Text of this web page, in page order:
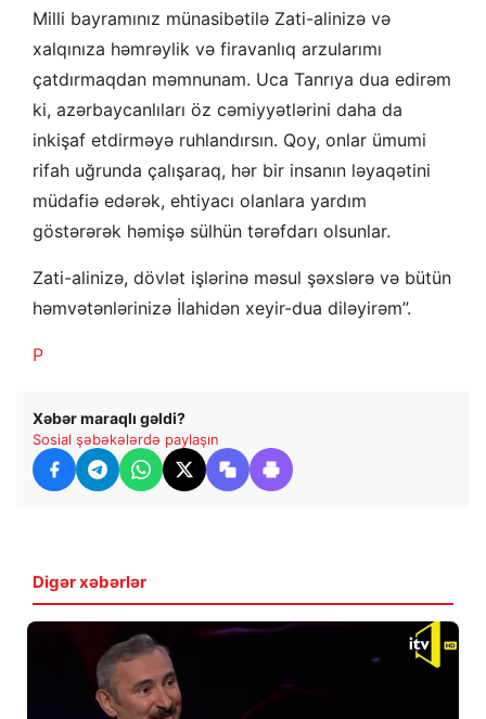
Milli bayramınız münasibətilə Zati-alinizə və
xalqınıza həmrəylik və firavanlıq arzularımı
çatdırmaqdan məmnunam. Uca Tanrıya dua edirəm
ki, azərbaycanlıları öz cəmiyyətlərini daha da
inkişaf etdirməyə ruhlandırsın. Qoy, onlar ümumi
rifah uğrunda çalışaraq, hər bir insanın ləyaqətini
müdafiə edərək, ehtiyacı olanlara yardım
göstərərək həmişə sülhün tərəfdarı olsunlar.
Zati-alinizə, dövlət işlərinə məsul şəxslərə və bütün
həmvətənlərinizə İlahidən xeyir-dua diləyirəm”.
P
Xəbər maraqlı gəldi?
Sosial şəbəkələrdə paylaşın
Digər xəbərlər